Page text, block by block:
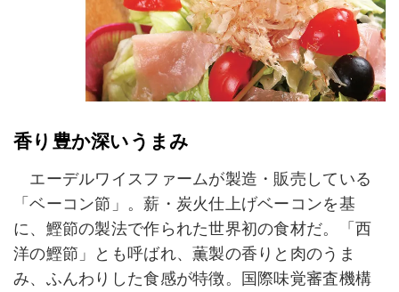
香り豊か深いうまみ
エーデルワイスファームが製造・販売している
「ベーコン節」。薪・炭火仕上げベーコンを基
に、鰹節の製法で作られた世界初の食材だ。「西
洋の鰹節」とも呼ばれ、薫製の香りと肉のうま
み、ふんわりした食感が特徴。国際味覚審査機構